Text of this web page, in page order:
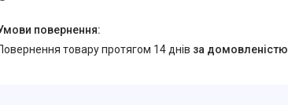
повернення товару протягом 14 днів за домовленістю